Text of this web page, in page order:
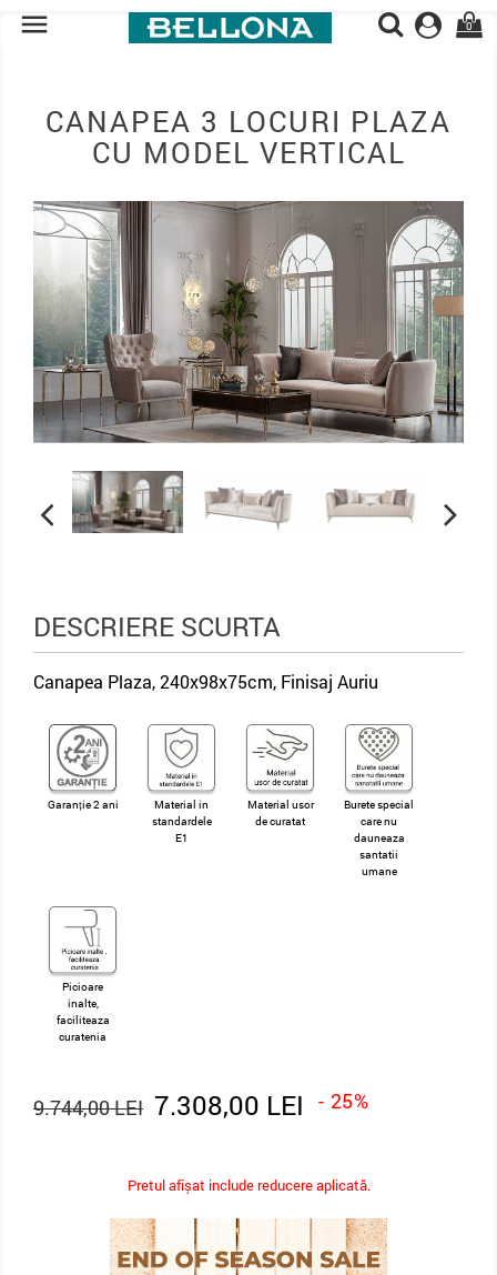
 0
CANAPEA 3 LOCURI PLAZA
CU MODEL VERTICAL
DESCRIERE SCURTA
Canapea Plaza, 240x98x75cm, Finisaj Auriu
Garanție 2 ani
Material in
standardele
E1
Material usor
de curatat
Burete special
care nu
dauneaza
santatii
umane
Picioare
inalte,
faciliteaza
curatenia
7.308,00 LEI - 25%
9.744,00 LEI
Pretul afișat include reducere aplicată.